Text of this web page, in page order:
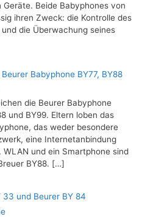
Geräte. Beide Babyphones von
ihren Zweck: die Kontrolle des
die Überwachung seines
Babyphone BY77, BY88
die Beurer Babyphone
und BY99. Eltern loben das
das weder besondere
eine Internetanbindung
und ein Smartphone sind
BY88. […]
33 und Beurer BY 84